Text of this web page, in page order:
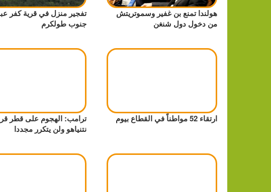
هولندا تمنع بن غفير وسموتريتش
من دخول دول شنغن
تفجير منزل في قرية كفر
جنوب طولكرم
ارتقاء 52 مواطناً في القطاع بيوم
ترامب: الهجوم على قطر
نتنياهو ولن يتكرر مجددا